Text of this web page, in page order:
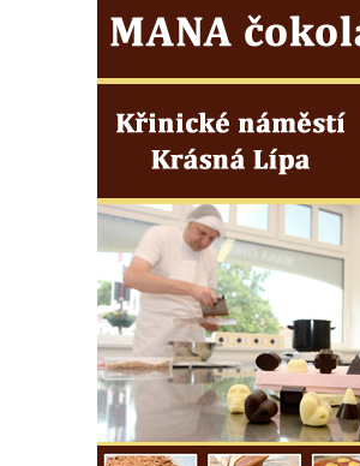
hřbitově v Rychnově u Jablonce nad Nisou
Rychnově u Jablonce nad Nisou
Kenotaf Alfreda Langa na hřbitově v Krásné
u Pěnčína
Kenotaf Emila Posselta na hřbitově v
Krásné u Pěnčína
Kenotaf Edmunda Andera na hřbitově v
Krásné u Pěnčína
Hřbitovní kaple rodiny Fiedler na hřbitově v
Teplicích nad Metují
Kenotaf Franze Ruseho na hřbitově v